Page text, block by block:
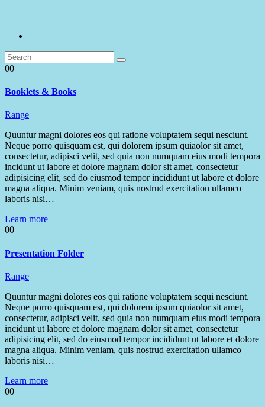
00
Booklets & Books
Range
Quuntur magni dolores eos qui ratione voluptatem sequi nesciunt.
Neque porro quisquam est, qui dolorem ipsum quiaolor sit amet,
consectetur, adipisci velit, sed quia non numquam eius modi tempora
incidunt ut labore et dolore magnam dolor sit amet, consectetur
adipisicing elit, sed do eiusmod tempor incididunt ut labore et dolore
magna aliqua. Minim veniam, quis nostrud exercitation ullamco
laboris nisi…
Learn more
00
Presentation Folder
Range
Quuntur magni dolores eos qui ratione voluptatem sequi nesciunt.
Neque porro quisquam est, qui dolorem ipsum quiaolor sit amet,
consectetur, adipisci velit, sed quia non numquam eius modi tempora
incidunt ut labore et dolore magnam dolor sit amet, consectetur
adipisicing elit, sed do eiusmod tempor incididunt ut labore et dolore
magna aliqua. Minim veniam, quis nostrud exercitation ullamco
laboris nisi…
Learn more
00